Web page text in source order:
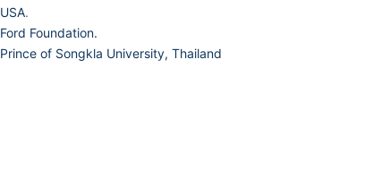
USA.
Ford Foundation.
Prince of Songkla University, Thailand